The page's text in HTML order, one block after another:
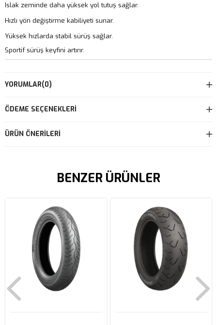
Islak zeminde daha yüksek yol tutuş sağlar.
Hızlı yön değiştirme kabiliyeti sunar.
Yüksek hızlarda stabil sürüş sağlar.
Sportif sürüş keyfini artırır.
YORUMLAR(0)
ÖDEME SEÇENEKLERI
ÜRÜN ÖNERILERI
BENZER ÜRÜNLER